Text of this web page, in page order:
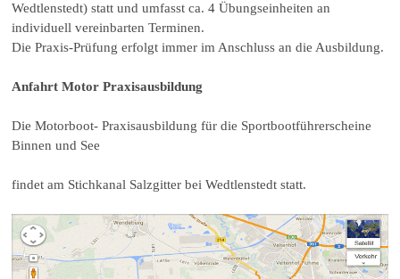
Wedtlenstedt) statt und umfasst ca. 4 Übungseinheiten an
individuell vereinbarten Terminen.
Die Praxis-Prüfung erfolgt immer im Anschluss an die Ausbildung.
Anfahrt Motor Praxisausbildung
Die Motorboot- Praxisausbildung für die Sportbootführerscheine
Binnen und See
findet am Stichkanal Salzgitter bei Wedtlenstedt statt.